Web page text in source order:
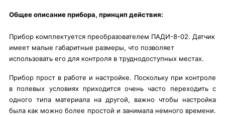
Общее описание прибора, принцип действия:
Прибор комплектуется преобразователем ПАДИ-8-02. Датчик
имеет малые габаритные размеры, что позволяет
использовать его для контроля в труднодоступных местах.
Прибор прост в работе и настройке. Поскольку при контроле
в полевых условиях приходится очень часто переходить с
одного типа материала на другой, важно чтобы настройка
была как можно более простой и занимала немного времени.